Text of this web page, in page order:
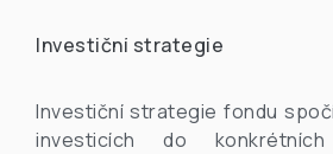
Investiční strategie
Investiční strategie fondu
investicích do konkrétních